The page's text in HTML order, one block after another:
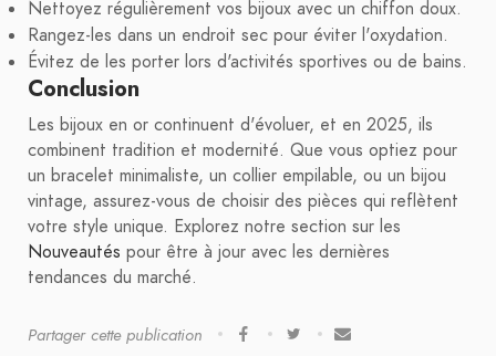
Nettoyez régulièrement vos bijoux avec un chiffon doux.
Rangez-les dans un endroit sec pour éviter l'oxydation.
Évitez de les porter lors d'activités sportives ou de bains.
Conclusion
Les bijoux en or continuent d'évoluer, et en 2025, ils
combinent tradition et modernité. Que vous optiez pour
un bracelet minimaliste, un collier empilable, ou un bijou
vintage, assurez-vous de choisir des pièces qui reflètent
votre style unique. Explorez notre section sur les
Nouveautés pour être à jour avec les dernières
tendances du marché.
Partager cette publication